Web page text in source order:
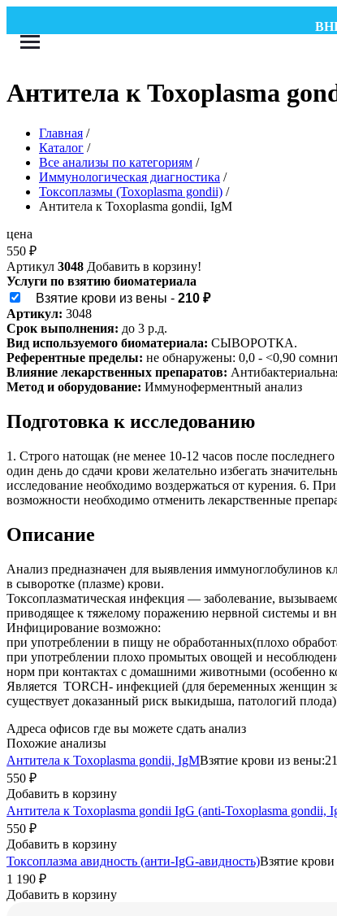
Антитела к Toxoplasma
Главная /
Каталог /
Все анализы по категориям /
Иммунологическая диагностика /
Токсоплазмы (Toxoplasma gondii) /
Антитела к Toxoplasma gondii, IgM
цена
550 ₽
Артикул 3048 Добавить в корзину!
Услуги по взятию биоматериала
Взятие крови из вены - 210 ₽
Артикул: 3048
Срок выполнения: до 3 р.д.
Вид используемого биоматериала: СЫВОРОТКА.
Референтные пределы: не обнаружены: 0,0 - <0,90
Влияние лекарственных препаратов:
Метод и оборудование: Иммуноферментный анализ
Подготовка к исследованию
1. Строго натощак (не менее 10-12 часов после
один день до сдачи крови желательно избегать
исследование необходимо воздержаться от курения. 6.
возможности необходимо отменить лекарственные
Описание
Анализ предназначен для выявления иммуноглобулинов
в сыворотке (плазме) крови.
Токсоплазматическая инфекция — заболевание,
приводящее к тяжелому поражению нервной системы и
Инфицирование возможно:
при употреблении в пищу не обработанных(плохо
при употреблении плохо промытых овощей и
норм при контактах с домашними животными (особенно
Является TORCH- инфекцией (для беременных женщин
существует доказанный риск выкидыша, патологий
Адреса офисов где вы можете сдать анализ
Похожие анализы
Антитела к Toxoplasma gondii, IgMВзятие крови из вены:
550 ₽
Добавить в корзину
Антитела к Toxoplasma gondii IgG (anti-Toxoplasma gondii,
550 ₽
Добавить в корзину
Токсоплазма авидность (анти-IgG-авидность)Взятие
1 190 ₽
Добавить в корзину